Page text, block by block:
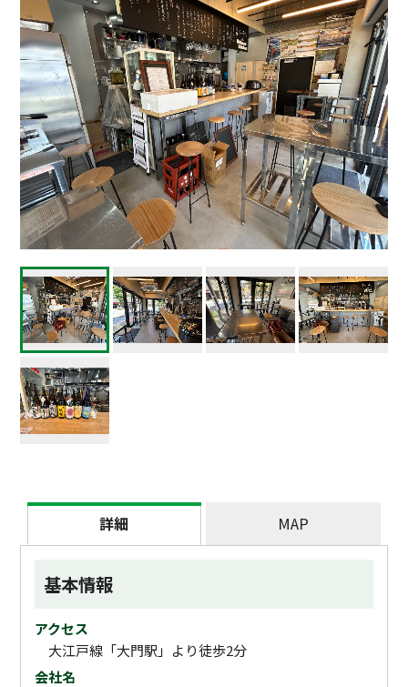
詳細 MAP
基本情報
アクセス
大江戸線「大門駅」より徒歩2分
会社名